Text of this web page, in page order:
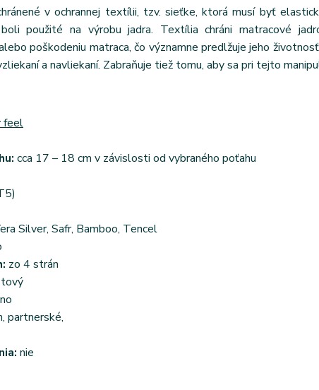
v ochrannej textílii, tzv. sieťke, ktorá musí byť
použité na výrobu jadra. Textília chráni matracové
poškodeniu matraca, čo významne predlžuje jeho
a navliekaní. Zabraňuje tiež tomu, aby sa pri tejto
feel
cca 17 – 18 cm v závislosti od vybraného poťahu
Silver, Safr, Bamboo, Tencel
zo 4 strán
partnerské,
nie